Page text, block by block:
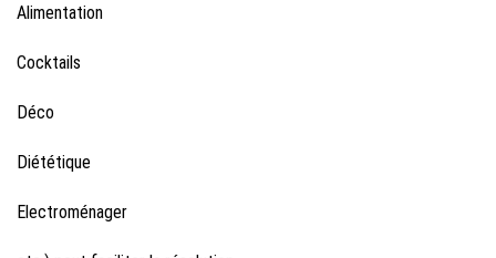
Alimentation
Cocktails
Déco
Diététique
Electroménager